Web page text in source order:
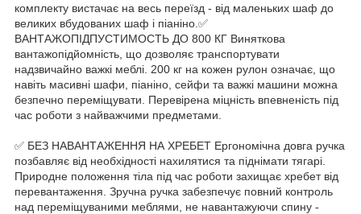
комплекту вистачає на весь переїзд - від маленьких шаф до
великих вбудованих шаф і піаніно.✅
ВАНТАЖОПІДПУСТИМОСТЬ ДО 800 КГ Виняткова
вантажопідйомність, що дозволяє транспортувати
надзвичайно важкі меблі. 200 кг на кожен рулон означає, що
навіть масивні шафи, піаніно, сейфи та важкі машини можна
безпечно переміщувати. Перевірена міцність впевненість під
час роботи з найважчими предметами.
✅ БЕЗ НАВАНТАЖЕННЯ НА ХРЕБЕТ Ергономічна довга ручка
позбавляє від необхідності нахилятися та піднімати тягарі.
Природне положення тіла під час роботи захищає хребет від
перевантаження. Зручна ручка забезпечує повний контроль
над переміщуваними меблями, не навантажуючи спину -